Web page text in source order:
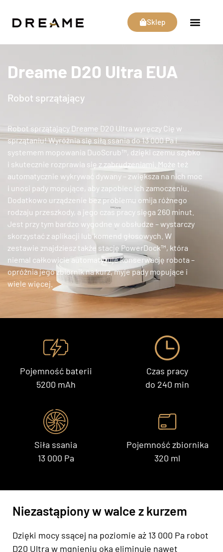
Sklep
Dreame D20 Ultra EUA
Robot sprzątający
Robot sprzątający Dreame D20 Ultra wyręczy Cię w
sprzątaniu! Wyróżnia się siłą ssania do 13 000 Pa i
systemem mopowania DuoScrub™, dzięki czemu szybko
i skutecznie rozprawia się z zabrudzeniami. Może też
automatycznie wykrywać dywany – zwiększa na nich moc
i unosi pady mopujące, aby zapobiec ich zamoczeniu.
Dodatkowo urządzenie bez problemu omija różnego
rodzaju przeszkody, a jego czas pracy sięga 260 minut.
Jest przy tym bardzo wygodne w obsłudze – wystarczy
skorzystać z aplikacji lub komend głosowych. W
zestawie znajdziesz także stację PowerDock™, która
niemal całkowicie automatyzuje konserwację robota –
opróżnia jego zbiornik na kurz, myje pady mopujące i
wiele więcej.
Pojemność baterii
5200 mAh
Czas pracy
do 240 min
Siła ssania
13 000 Pa
Pojemność zbiornika
320 ml
Niezastąpiony w walce z kurzem
Dzięki mocy ssącej na poziomie aż 13 000 Pa robot
D20 Ultra w mgnieniu oka eliminuje nawet